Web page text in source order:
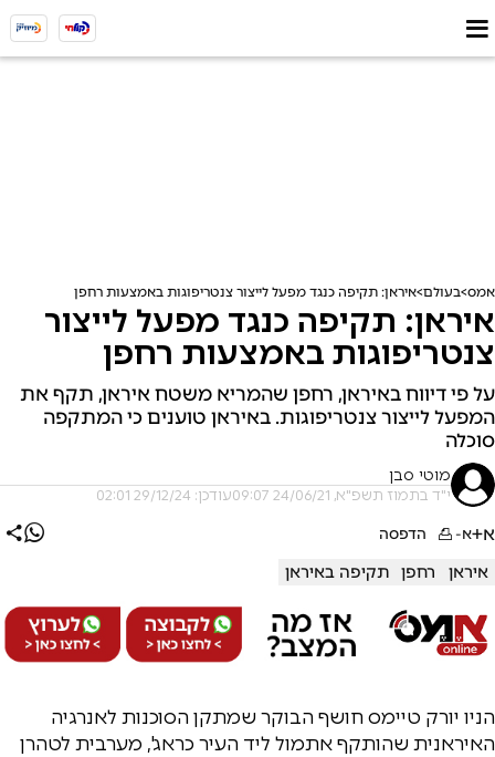
אמס בעולם איראן: תקיפה כנגד מפעל לייצור צנטריפוגות באמצעות רחפן
איראן: תקיפה כנגד מפעל לייצור
צנטריפוגות באמצעות רחפן
על פי דיווח באיראן, רחפן שהמריא משטח איראן, תקף את
המפעל לייצור צנטריפוגות. באיראן טוענים כי המתקפה
סוכלה
מוטי סבן
י"ד בתמוז תשפ"א, 24/06/21 09:07 עודכן: 29/12/24 02:01
א+א- הדפסה
איראן רחפן תקיפה באיראן
הניו יורק טיימס חושף הבוקר שמתקן הסוכנות לאנרגיה
האיראנית שהותקף אתמול ליד העיר כראג', מערבית לטהרן